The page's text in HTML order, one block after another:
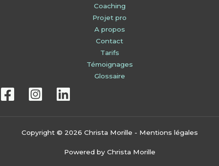
Coaching
Projet pro
A propos
Contact
Tarifs
Témoignages
Glossaire
Copyright © 2026 Christa Morille - Mentions légales
Powered by Christa Morille